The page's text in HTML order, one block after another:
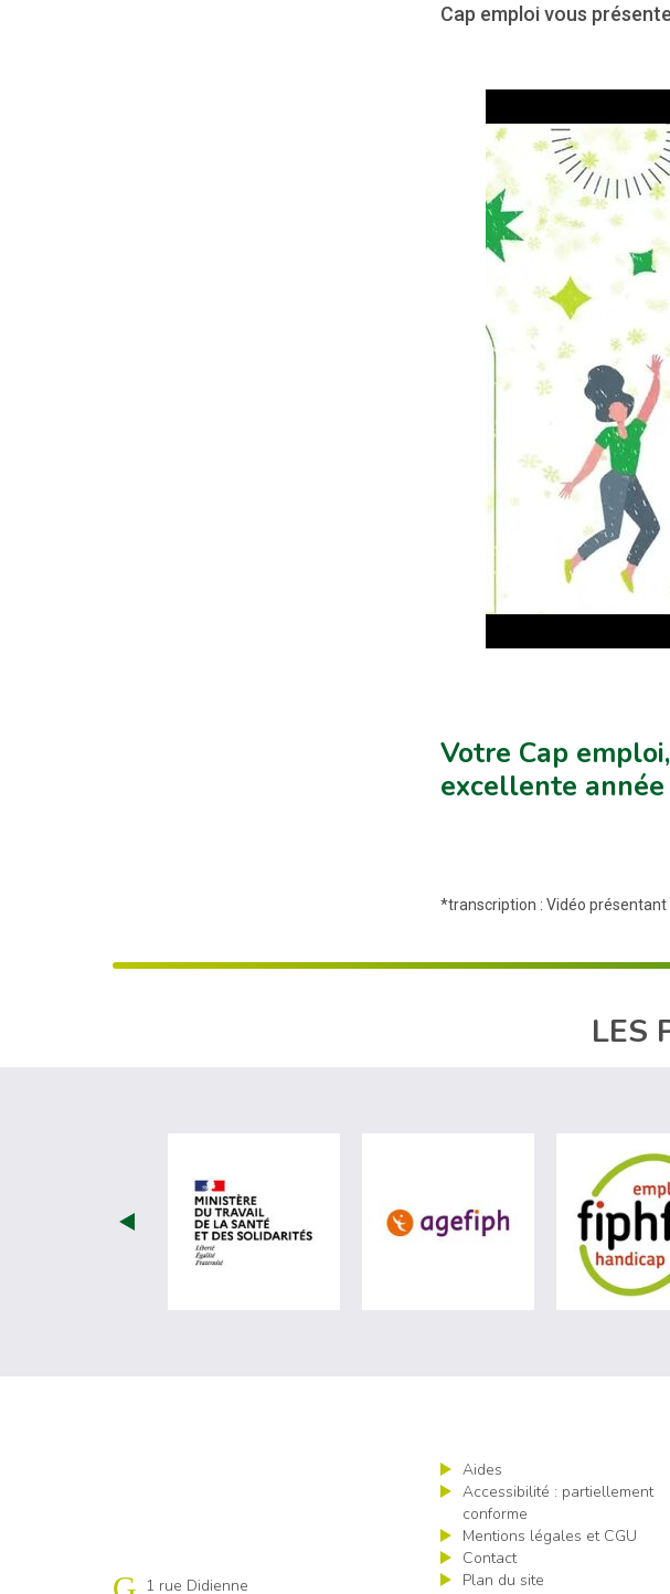
Cap emploi vous
Votre Cap
excellente
*transcription : Vidéo
LES
visiter les site de Ministère du travail (nouvelle
visiter les site de
Cap emploi 44
1 rue Didienne
Aides
Accessibilité : partiellement
conforme
Mentions légales et CGU
Contact
Plan du site